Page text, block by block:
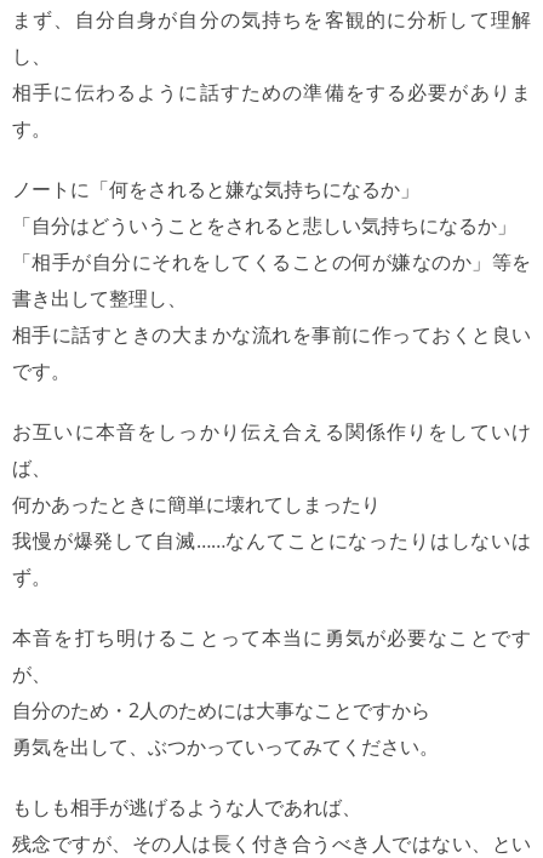
まず、自分自身が自分の気持ちを客観的に分析して理解
し、
相手に伝わるように話すための準備をする必要がありま
す。
ノートに「何をされると嫌な気持ちになるか」
「自分はどういうことをされると悲しい気持ちになるか」
「相手が自分にそれをしてくることの何が嫌なのか」等を
書き出して整理し、
相手に話すときの大まかな流れを事前に作っておくと良い
です。
お互いに本音をしっかり伝え合える関係作りをしていけ
ば、
何かあったときに簡単に壊れてしまったり
我慢が爆発して自滅……なんてことになったりはしないは
ず。
本音を打ち明けることって本当に勇気が必要なことです
が、
自分のため・2人のためには大事なことですから
勇気を出して、ぶつかっていってみてください。
もしも相手が逃げるような人であれば、
残念ですが、その人は長く付き合うべき人ではない、とい